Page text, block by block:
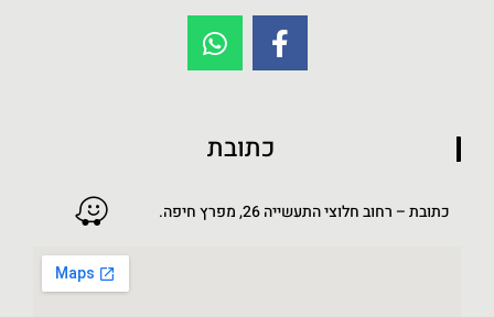
כתובת
כתובת – רחוב חלוצי התעשייה 26, מפרץ חיפה.